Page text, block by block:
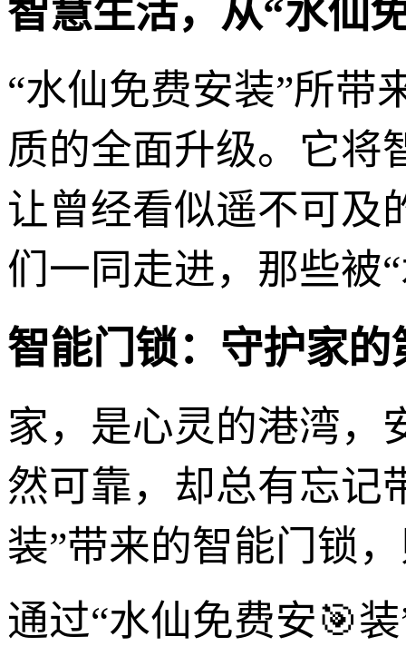
智慧生活，从“水仙
“水仙免费安装”所带
质的全面升级。它将
让曾经看似遥不可及
们一同走进，那些被
智能门锁：守护家
家，是心灵的港湾，
然可靠，却总有忘记
装”带来的智能门锁
通过“水仙免费安🎯